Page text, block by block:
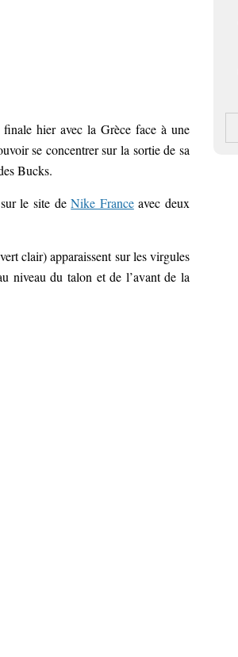
hier avec la Grèce face à une
se concentrer sur la sortie de sa
Bucks.
sur le site deNike Franceavec deux
clair) apparaissent sur les virgules
niveau du talon et de l’avant de la